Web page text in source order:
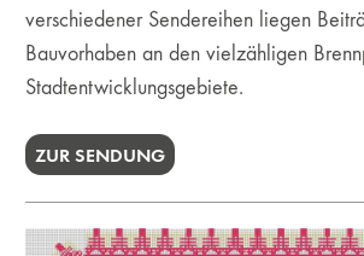
verschiedener Sendereihen liegen
Bauvorhaben an den vielzähligen
Stadtentwicklungsgebiete.
ZUR SENDUNG